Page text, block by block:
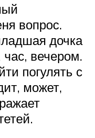
вопрос.
дочка
вечером.
погулять с
может,